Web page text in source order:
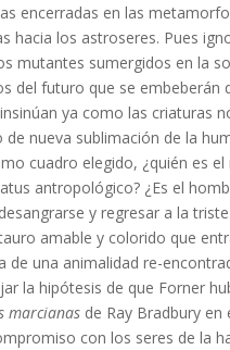
encerradas en las
hacia los astroseres. Pues
mutantes sumergidos en la
del futuro que se embeberán
ya como las criaturas
de nueva sublimación de la
cuadro elegido, ¿quién es
antropológico? ¿Es el
y regresar a la
amable y colorido que
de una animalidad re-
la hipótesis de que Forner
marcianasde Ray Bradbury en
con los seres de la